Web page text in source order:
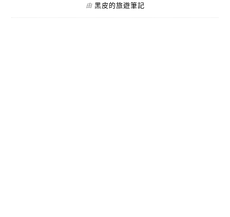
由 黑皮的旅遊筆記